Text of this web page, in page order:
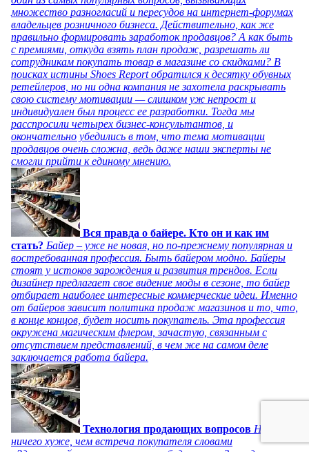
множество разногласий и пересудов на интернет-форумах
владельцев розничного бизнеса. Действительно, как же
правильно формировать заработок продавцов? А как быть
с премиями, откуда взять план продаж, разрешать ли
сотрудникам покупать товар в магазине со скидками? В
поисках истины Shoes Report обратился к десятку обувных
ретейлеров, но ни одна компания не захотела раскрывать
свою систему мотивации — слишком уж непрост и
индивидуален был процесс ее разработки. Тогда мы
расспросили четырех бизнес-консультантов, и
окончательно убедились в том, что тема мотивации
продавцов очень сложна, ведь даже наши эксперты не
смогли прийти к единому мнению.
Вся правда о байере. Кто он и как им
стать? Байер – уже не новая, но по-прежнему популярная и
востребованная профессия. Быть байером модно. Байеры
стоят у истоков зарождения и развития трендов. Если
дизайнер предлагает свое видение моды в сезоне, то байер
отбирает наиболее интересные коммерческие идеи. Именно
от байеров зависит политика продаж магазинов и то, что,
в конце концов, будет носить покупатель. Эта профессия
окружена магическим флером, зачастую, связанным с
отсутствием представлений, в чем же на самом деле
заключается работа байера.
Технология продающих вопросов Нет
ничего хуже, чем встреча покупателя словами